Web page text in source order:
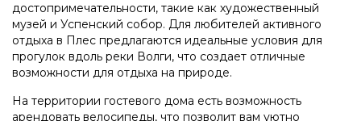
достопримечательности, такие как художественный
музей и Успенский собор. Для любителей активного
отдыха в Плес предлагаются идеальные условия для
прогулок вдоль реки Волги, что создает отличные
возможности для отдыха на природе.
На территории гостевого дома есть возможность
арендовать велосипеды, что позволит вам уютно